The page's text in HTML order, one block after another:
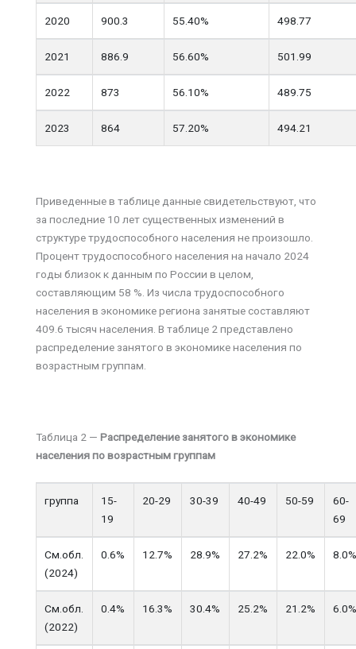
2020 900.3 55.40% 498.77
2021 886.9 56.60% 501.99
2022 873 56.10% 489.75
2023 864 57.20% 494.21
Приведенные в таблице данные свидетельствуют, что
за последние 10 лет существенных изменений в
структуре трудоспособного населения не произошло.
Процент трудоспособного населения на начало 2024
годы близок к данным по России в целом,
составляющим 58 %. Из числа трудоспособного
населения в экономике региона занятые составляют
409.6 тысяч населения. В таблице 2 представлено
распределение занятого в экономике населения по
возрастным группам.
Таблица 2 — Распределение занятого в экономике
населения по возрастным группам
группа
15-
19
20-29 30-39 40-49 50-59
60-
69
См.обл.
(2024)
0.6% 12.7% 28.9% 27.2% 22.0%
См.обл.
(2022)
0.4% 16.3% 30.4% 25.2% 21.2%